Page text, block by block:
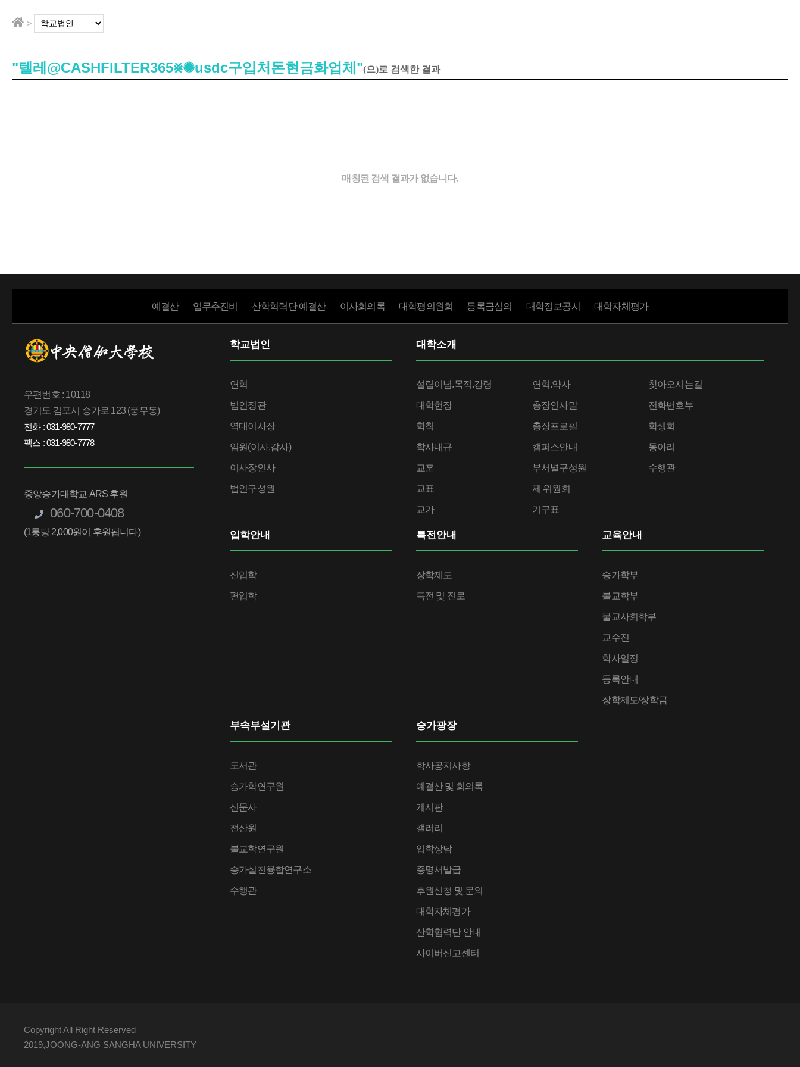
>
"텔레@CASHFILTER365⨳✺usdc구입처돈현금화업체"(으)로 검색한 결과
매칭된 검색 결과가 없습니다.
예결산 업무추진비 산학혁력단 예결산 이사회의록 대학평의원회 등록금심의 대학정보공시 대학자체평가
우편번호 : 10118
경기도 김포시 승가로 123 (풍무동)
전화 : 031-980-7777
팩스 : 031-980-7778
중앙승가대학교 ARS 후원
060-700-0408
(1통당 2,000원이 후원됩니다)
학교법인
연혁
법인정관
역대이사장
임원(이사,감사)
이사장인사
법인구성원
대학소개
설립이념.목적.강령
대학헌장
학칙
학사내규
교훈
교표
교가
연혁.약사
총장인사말
총장프로필
캠퍼스안내
부서별구성원
제 위원회
기구표
찾아오시는길
전화번호부
학생회
동아리
수행관
입학안내
신입학
편입학
특전안내
장학제도
특전 및 진로
교육안내
승가학부
불교학부
불교사회학부
교수진
학사일정
등록안내
장학제도/장학금
부속부설기관
도서관
승가학연구원
신문사
전산원
불교학연구원
승가실천융합연구소
수행관
승가광장
학사공지사항
예결산 및 회의록
게시판
갤러리
입학상담
증명서발급
후원신청 및 문의
대학자체평가
산학협력단 안내
사이버신고센터
Copyright All Right Reserved
2019,JOONG-ANG SANGHA UNIVERSITY